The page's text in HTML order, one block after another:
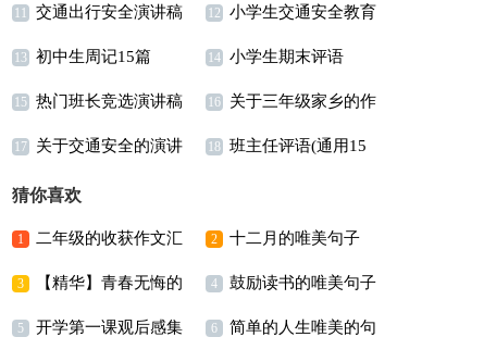
15篇) 演讲稿11篇
11 交通出行安全演讲稿 12 小学生交通安全教育
演讲稿11篇
13 初中生周记15篇 14 小学生期末评语
【荐】
15 热门班长竞选演讲稿 16 关于三年级家乡的作
文3篇
17 关于交通安全的演讲
稿(合集15篇)
18 班主任评语(通用15
猜你喜欢
1 二年级的收获作文汇
总六篇
2 十二月的唯美句子
15篇
3 【精华】青春无悔的
演讲稿4篇
4 鼓励读书的唯美句子
12篇
5 开学第一课观后感集 6 简单的人生唯美的句